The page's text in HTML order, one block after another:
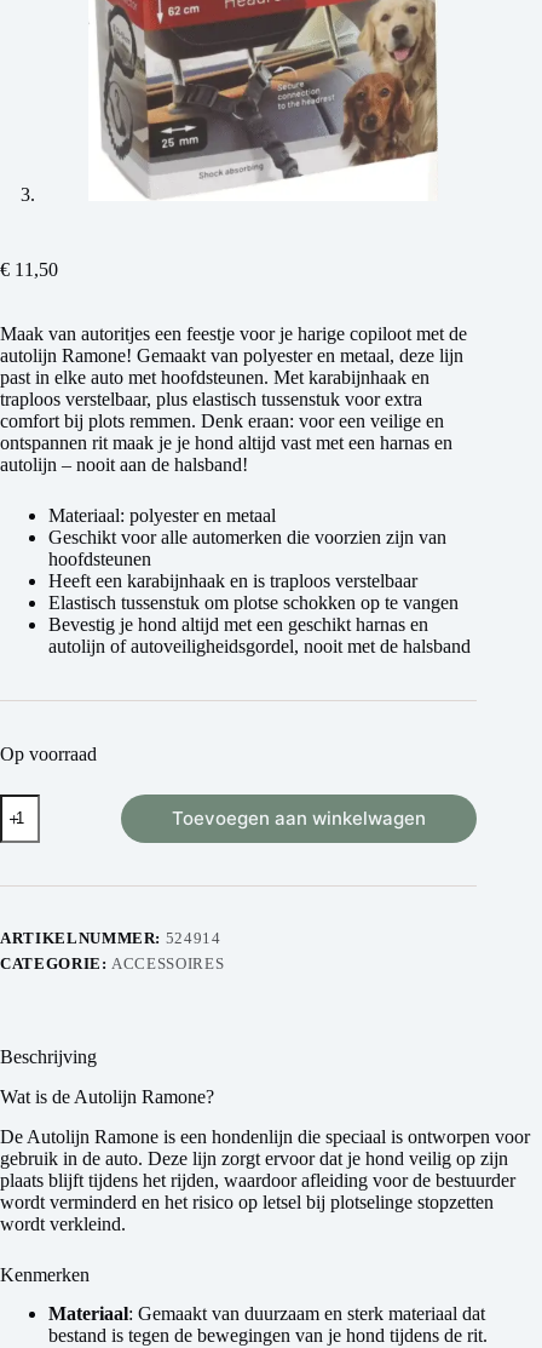
€ 11,50
Maak van autoritjes een feestje voor je harige copiloot met de
autolijn Ramone! Gemaakt van polyester en metaal, deze lijn
past in elke auto met hoofdsteunen. Met karabijnhaak en
traploos verstelbaar, plus elastisch tussenstuk voor extra
comfort bij plots remmen. Denk eraan: voor een veilige en
ontspannen rit maak je je hond altijd vast met een harnas en
autolijn – nooit aan de halsband!
Materiaal: polyester en metaal
Geschikt voor alle automerken die voorzien zijn van
hoofdsteunen
Heeft een karabijnhaak en is traploos verstelbaar
Elastisch tussenstuk om plotse schokken op te vangen
Bevestig je hond altijd met een geschikt harnas en
autolijn of autoveiligheidsgordel, nooit met de halsband
Op voorraad
Toevoegen aan winkelwagen
ARTIKELNUMMER: 524914
CATEGORIE: ACCESSOIRES
Beschrijving
Wat is de Autolijn Ramone?
De Autolijn Ramone is een hondenlijn die speciaal is ontworpen voor
gebruik in de auto. Deze lijn zorgt ervoor dat je hond veilig op zijn
plaats blijft tijdens het rijden, waardoor afleiding voor de bestuurder
wordt verminderd en het risico op letsel bij plotselinge stopzetten
wordt verkleind.
Kenmerken
Materiaal: Gemaakt van duurzaam en sterk materiaal dat
bestand is tegen de bewegingen van je hond tijdens de rit.